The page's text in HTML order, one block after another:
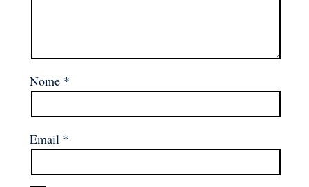
Nome *
Email *